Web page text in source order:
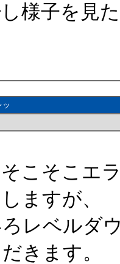
様子を見
こそこエ
ますが、
レベルダ
きます。